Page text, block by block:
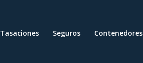
Tasaciones Seguros Contenedores